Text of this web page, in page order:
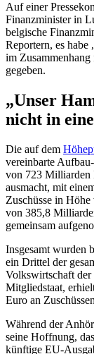
Auf einer
Finanzminister in
belgische
Reportern, es habe
im
gegeben.
„Unser
nicht in
Die auf dem
vereinbarte
von 723 Milliarden
ausmacht, mit
Zuschüsse in
von 385,8
gemeinsam
Insgesamt wurden
ein Drittel der
Volkswirtschaft der
Mitgliedstaat,
Euro an
Während der
seine Hoffnung,
künftige EU-